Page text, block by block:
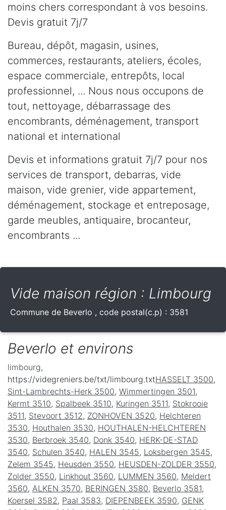
moins chers correspondant à vos besoins.
Devis gratuit 7j/7
Bureau, dépôt, magasin, usines,
commerces, restaurants, ateliers, écoles,
espace commerciale, entrepôts, local
professionnel, ... Nous nous occupons de
tout, nettoyage, débarrassage des
encombrants, déménagement, transport
national et international
Devis et informations gratuit 7j/7 pour nos
services de transport, debarras, vide
maison, vide grenier, vide appartement,
déménagement, stockage et entreposage,
garde meubles, antiquaire, brocanteur,
encombrants ...
Vide maison région : Limbourg
Commune de Beverlo , code postal(c.p) : 3581
Beverlo et environs
limbourg,
https://videgreniers.be/txt/limbourg.txtHASSELT 3500,
Sint-Lambrechts-Herk 3500, Wimmertingen 3501,
Kermt 3510, Spalbeek 3510, Kuringen 3511, Stokrooie
3511, Stevoort 3512 , ZONHOVEN 3520, Helchteren
3530, Houthalen 3530, HOUTHALEN-HELCHTEREN
3530, Berbroek 3540, Donk 3540, HERK-DE-STAD
3540, Schulen 3540, HALEN 3545, Loksbergen 3545,
Zelem 3545, Heusden 3550, HEUSDEN-ZOLDER 3550,
Zolder 3550, Linkhout 3560, LUMMEN 3560, Meldert
3560, ALKEN 3570, BERINGEN 3580, Beverlo 3581,
Koersel 3582 , Paal 3583, DIEPENBEEK 3590, GENK